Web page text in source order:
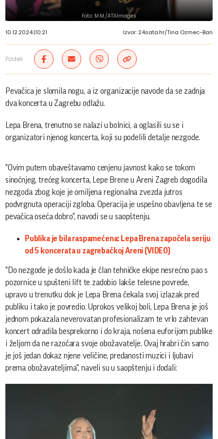
Foto: M.M./ATAImages
10.12.2024.|10:21 Izvor: 24sata.hr/Tina Ozmec-Ban
Podeli:
Pevačica je slomila nogu, a iz organizacije navode da se zadnja
dva koncerta u Zagrebu odlažu.
Lepa Brena, trenutno se nalazi u bolnici, a oglasili su se i
organizatori njenog koncerta, koji su podelili detalje nezgode.
"Ovim putem obaveštavamo cenjenu javnost kako se tokom
sinoćnjeg, trećeg koncerta, Lepe Brene u Areni Zagreb dogodila
nezgoda zbog koje je omiljena regionalna zvezda jutros
podvrgnuta operaciji zgloba. Operacija je uspešno obavljena te se
pevačica oseća dobro", navodi se u saopštenju.
Publika je bila raspamećena: Lepa Brena započela seriju
od 5 koncerata u zagrebačkoj Areni (VIDEO)
"Do nezgode je došlo kada je član tehničke ekipe nesrećno pao s
pozornice u spušteni lift te zadobio lakše telesne povrede,
upravo u trenutku dok je Lepa Brena čekala svoj izlazak pred
publiku i tako je povredio. Uprokos velikoj boli, Lepa Brena je još
jednom pokazala neverovatan profesionalizam te vrlo zahtevan
koncert odradila besprekorno i do kraja, nošena euforijom publike
i željom da ne razočara svoje obožavatelje. Ovaj hrabri čin samo
je još jedan dokaz njene veličine, predanosti muzici i ljubavi
prema obožavateljima", naveli su u saopštenju i dodali: